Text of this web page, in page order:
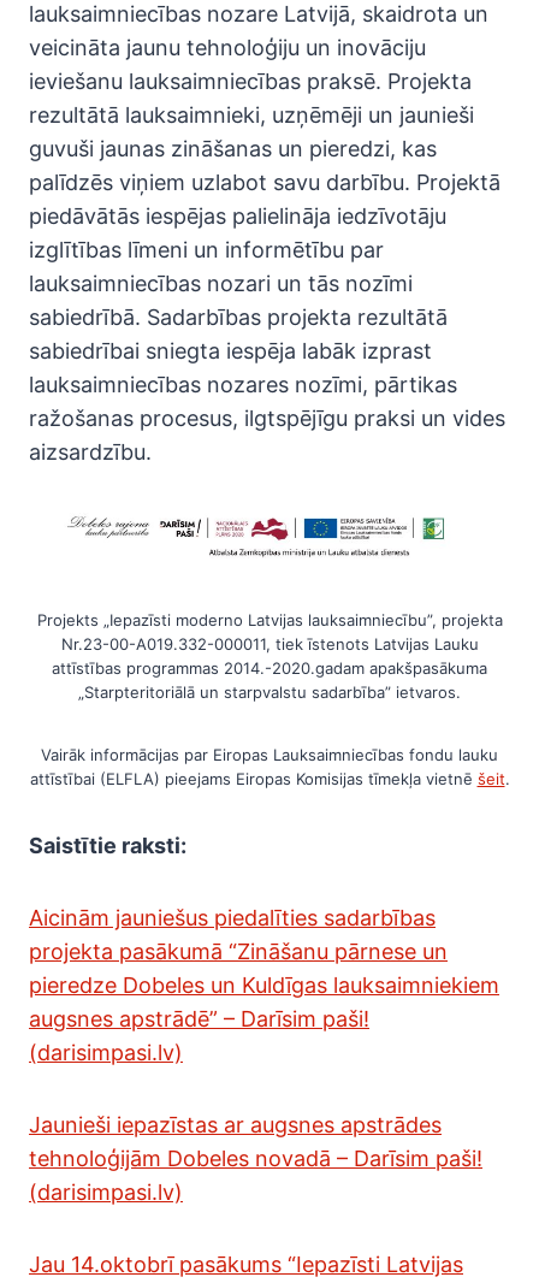
lauksaimniecības nozare Latvijā, skaidrota un
veicināta jaunu tehnoloģiju un inovāciju
ieviešanu lauksaimniecības praksē. Projekta
rezultātā lauksaimnieki, uzņēmēji un jaunieši
guvuši jaunas zināšanas un pieredzi, kas
palīdzēs viņiem uzlabot savu darbību. Projektā
piedāvātās iespējas palielināja iedzīvotāju
izglītības līmeni un informētību par
lauksaimniecības nozari un tās nozīmi
sabiedrībā. Sadarbības projekta rezultātā
sabiedrībai sniegta iespēja labāk izprast
lauksaimniecības nozares nozīmi, pārtikas
ražošanas procesus, ilgtspējīgu praksi un vides
aizsardzību.
Projekts „Iepazīsti moderno Latvijas lauksaimniecību”, projekta
Nr.23-00-A019.332-000011, tiek īstenots Latvijas Lauku
attīstības programmas 2014.-2020.gadam apakšpasākuma
„Starpteritoriālā un starpvalstu sadarbība” ietvaros.
Vairāk informācijas par Eiropas Lauksaimniecības fondu lauku
attīstībai (ELFLA) pieejams Eiropas Komisijas tīmekļa vietnē šeit.
Saistītie raksti:
Aicinām jauniešus piedalīties sadarbības
projekta pasākumā “Zināšanu pārnese un
pieredze Dobeles un Kuldīgas lauksaimniekiem
augsnes apstrādē” – Darīsim paši!
(darisimpasi.lv)
Jaunieši iepazīstas ar augsnes apstrādes
tehnoloģijām Dobeles novadā – Darīsim paši!
(darisimpasi.lv)
Jau 14.oktobrī pasākums “Iepazīsti Latvijas